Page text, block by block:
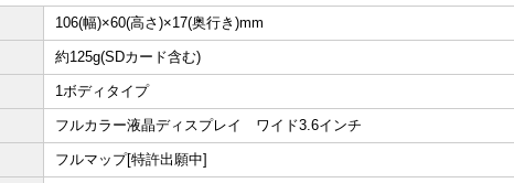
106(幅)×60(高さ)×17(奥行き)mm
約125g(SDカード含む)
1ボディタイプ
フルカラー液晶ディスプレイ ワイド3.6インチ
フルマップ[特許出願中]